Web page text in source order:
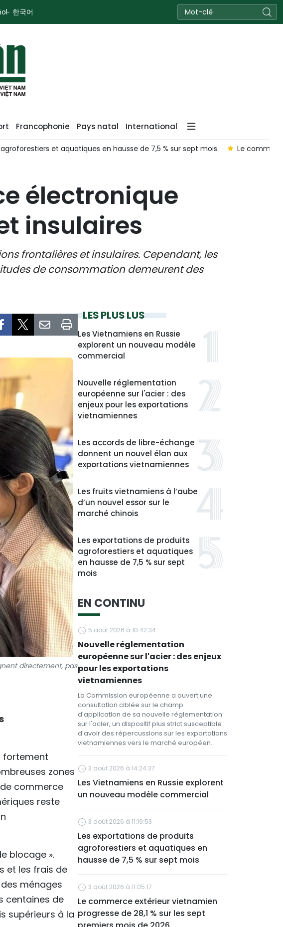
한국어
Francophonie Pays natal International
et aquatiques en hausse de 7,5 % sur sept mois Le
électronique
insulaires
frontalières et insulaires. Cependant, les
de consommation demeurent des
directement, pas
fortement
zones
commerce
reste
blocage ».
et les frais de
ménages
centaines de
supérieurs à la
LES PLUS LUS
Les Vietnamiens en Russie
explorent un nouveau modèle
commercial
Nouvelle réglementation
européenne sur l'acier : des
enjeux pour les exportations
vietnamiennes
Les accords de libre-échange
donnent un nouvel élan aux
exportations vietnamiennes
Les fruits vietnamiens à l’aube
d’un nouvel essor sur le
marché chinois
Les exportations de produits
agroforestiers et aquatiques
en hausse de 7,5 % sur sept
mois
EN CONTINU
5 août 2026 à 10:42:34
Nouvelle réglementation
européenne sur l'acier : des enjeux
pour les exportations
vietnamiennes
La Commission européenne a ouvert une
consultation ciblée sur le champ
d'application de sa nouvelle réglementation
sur l'acier, un dispositif plus strict susceptible
d'avoir des répercussions sur les exportations
vietnamiennes vers le marché européen.
3 août 2026 à 14:24:37
Les Vietnamiens en Russie explorent
un nouveau modèle commercial
3 août 2026 à 11:19:53
Les exportations de produits
agroforestiers et aquatiques en
hausse de 7,5 % sur sept mois
3 août 2026 à 11:05:17
Le commerce extérieur vietnamien
progresse de 28,1 % sur les sept